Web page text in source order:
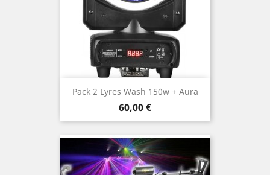
Pack 2 Lyres Wash 150w + Aura
Prix
60,00 €